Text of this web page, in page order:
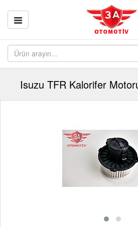
Isuzu TFR Kalorifer